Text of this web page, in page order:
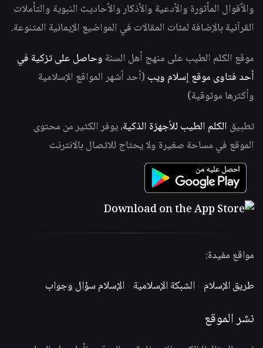
والأقوال المأثورة والأدعية والأذكار والأحاديث النبوية والتأملات
القرآنية بالإضافة لمئات المقالات في المواضيع الإيمانية المتنوعة.
موقع الكلم الطيب على منهج أهل السنة وحاصل على تزكية في
أحد فتاوى موقع إسلام ويب (أحد أشهر المواقع الإسلامية
وأكثرها موثوقية)
تطبيق الكلم الطيب للأجهزة الذكية، يوفر الكثير من محتوى
الموقع في مساحة صغيرة ولا يحتاج للاتصال بالانترنت
مواقع مفيدة:
طريق الإسلام -الشبكة الإسلامية -الإسلام سؤال وجواب
نشر الموقع